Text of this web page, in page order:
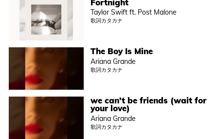
Taylor Swift ft. Post Malone
歌詞カタカナ
The Boy Is Mine
Ariana Grande
歌詞カタカナ
we can't be friends (wait for
your love)
Ariana Grande
歌詞カタカナ